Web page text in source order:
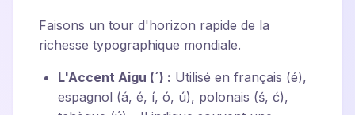
Faisons un tour d'horizon rapide de la
richesse typographique mondiale.
L'Accent Aigu (´) : Utilisé en français (é),
espagnol (á, é, í, ó, ú), polonais (ś, ć),